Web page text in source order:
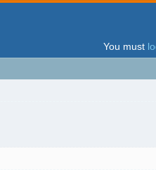
You must